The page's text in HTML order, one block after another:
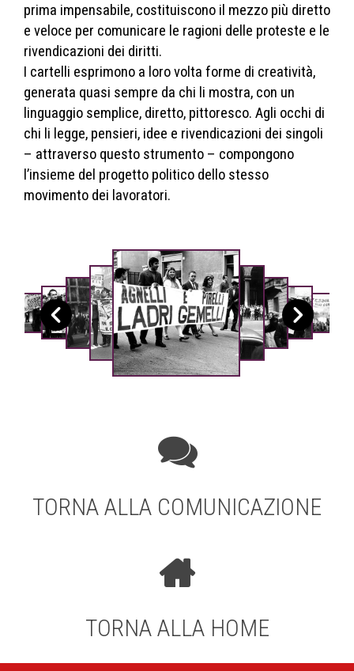
prima impensabile, costituiscono il mezzo più diretto
e veloce per comunicare le ragioni delle proteste e le
rivendicazioni dei diritti.
I cartelli esprimono a loro volta forme di creatività,
generata quasi sempre da chi li mostra, con un
linguaggio semplice, diretto, pittoresco. Agli occhi di
chi li legge, pensieri, idee e rivendicazioni dei singoli
– attraverso questo strumento – compongono
l’insieme del progetto politico dello stesso
movimento dei lavoratori.
TORNA ALLA COMUNICAZIONE
TORNA ALLA HOME